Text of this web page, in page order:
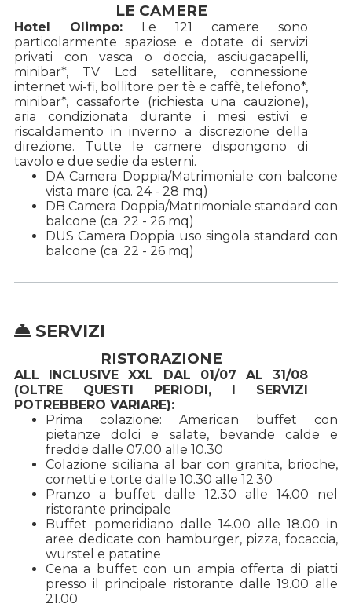
LE CAMERE
Hotel Olimpo:Le 121 camere sono
particolarmente spaziose e dotate di servizi
privati con vasca o doccia, asciugacapelli,
minibar*, TV Lcd satellitare, connessione
internet wi-fi, bollitore per tè e caffè, telefono*,
minibar*, cassaforte (richiesta una cauzione),
aria condizionata durante i mesi estivi e
riscaldamento in inverno a discrezione della
direzione. Tutte le camere dispongono di
tavolo e due sedie da esterni.
DA Camera Doppia/Matrimoniale con balcone
vista mare (ca. 24 - 28 mq)
DB Camera Doppia/Matrimoniale standard con
balcone (ca. 22 - 26 mq)
DUS Camera Doppia uso singola standard con
balcone (ca. 22 - 26 mq)
SERVIZI
RISTORAZIONE
ALL INCLUSIVE XXL DAL 01/07 AL 31/08
(OLTRE QUESTI PERIODI, I SERVIZI
POTREBBERO VARIARE):
Prima colazione: American buffet con
pietanze dolci e salate, bevande calde e
fredde dalle 07.00 alle 10.30
Colazione siciliana al bar con granita, brioche,
cornetti e torte dalle 10.30 alle 12.30
Pranzo a buffet dalle 12.30 alle 14.00 nel
ristorante principale
Buffet pomeridiano dalle 14.00 alle 18.00 in
aree dedicate con hamburger, pizza, focaccia,
wurstel e patatine
Cena a buffet con un ampia offerta di piatti
presso il principale ristorante dalle 19.00 alle
21.00